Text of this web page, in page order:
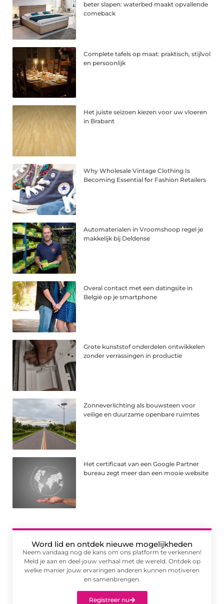
beter slapen: waterbed maakt opvallende
comeback
Complete tafels op maat: praktisch, stijlvol
en persoonlijk
Het juiste seizoen kiezen voor uw vloeren
in Brabant
Why Wholesale Vintage Clothing Is
Becoming Essential for Fashion Retailers
Automaterialen in Vroomshoop regel je
makkelijk bij Deldense
Overal contact met een datingsite in
België op je smartphone
Grote kunststof onderdelen ontwikkelen
zonder verrassingen in productie
Zonneverlichting als bouwsteen voor
veilige en duurzame openbare ruimtes
Het certificaat van een Google Partner
bureau zegt meer dan een mooie website
Word lid en ontdek nieuwe mogelijkheden
Neem vandaag nog de kans om ons platform te verkennen!
Meld je aan en deel jouw verhaal met de wereld. Ontdek op
welke manier jouw ervaringen anderen kunnen motiveren
en samenbrengen.
Registreer nu